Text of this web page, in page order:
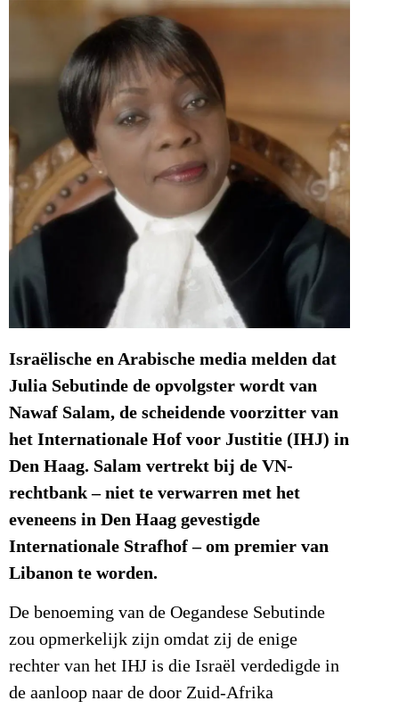
Israëlische en Arabische media melden dat
Julia Sebutinde de opvolgster wordt van
Nawaf Salam, de scheidende voorzitter van
het Internationale Hof voor Justitie (IHJ) in
Den Haag. Salam vertrekt bij de VN-
rechtbank – niet te verwarren met het
eveneens in Den Haag gevestigde
Internationale Strafhof – om premier van
Libanon te worden.
De benoeming van de Oegandese Sebutinde
zou opmerkelijk zijn omdat zij de enige
rechter van het IHJ is die Israël verdedigde in
de aanloop naar de door Zuid-Afrika